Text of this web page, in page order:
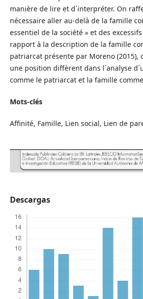
manière de lire et d´interpréter. On
nécessaire aller au-delà de la famille
essentiel de la société » et des
rapport à la description de la famille
patriarcat présente par Moreno (2015),
une position diffèrent dans l´analyse
comme le patriarcat et la famille
Mots-clés
Affinité, Famille, Lien social, Lien de
Descargas